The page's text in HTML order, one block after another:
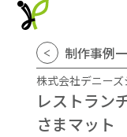
制作事例
株式会社デニー
レストラン
さまマット